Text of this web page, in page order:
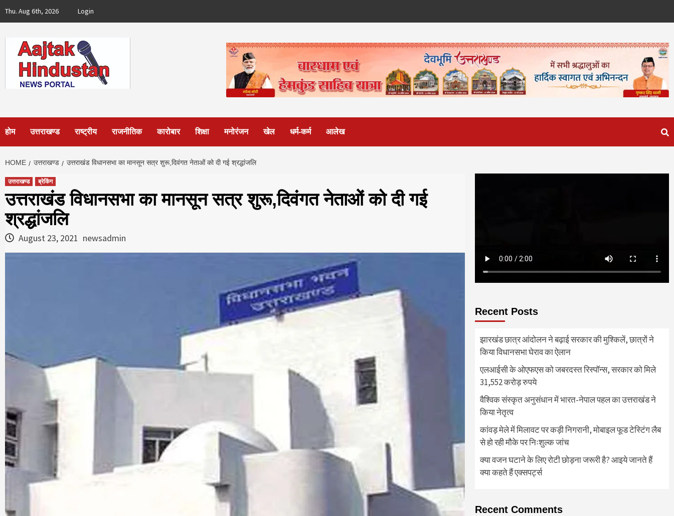
Thu. Aug 6th, 2026 Login
होम उत्तराखण्ड राष्ट्रीय राजनीतिक कारोबार शिक्षा मनोरंजन खेल धर्म-कर्म आलेख
HOME उत्तराखण्ड उत्तराखंड विधानसभा का मानसून सत्र शुरू,दिवंगत नेताओं को दी गई श्रद्धांजलि
उत्तराखण्ड ब्रेकिंग
उत्तराखंड विधानसभा का मानसून सत्र शुरू,दिवंगत नेताओं को दी गई
श्रद्धांजलि
August 23, 2021 newsadmin
Recent Posts
झारखंड छात्र आंदोलन ने बढ़ाई सरकार की मुश्किलें, छात्रों ने
किया विधानसभा घेराव का ऐलान
एलआईसी के ओएफएस को जबरदस्त रिस्पॉन्स, सरकार को मिले
31,552 करोड़ रुपये
वैश्विक संस्कृत अनुसंधान में भारत-नेपाल पहल का उत्तराखंड ने
किया नेतृत्व
कांवड़ मेले में मिलावट पर कड़ी निगरानी, मोबाइल फूड टेस्टिंग लैब
से हो रही मौके पर निःशुल्क जांच
क्या वजन घटाने के लिए रोटी छोड़ना जरूरी है? आइये जानते हैं
क्या कहते हैं एक्सपर्ट्स
Recent Comments